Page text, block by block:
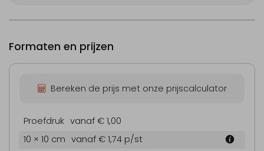
Formaten en prijzen
Bereken de prijs met onze prijscalculator
Proefdruk vanaf € 1,00
10 × 10 cm vanaf € 1,74 p/st